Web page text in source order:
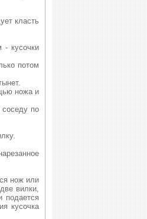
класть
- кусочки
потом
ножа и
соседу по
нож или
вилки,
подается
кусочка